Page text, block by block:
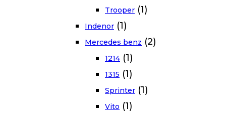
Trooper (1)
Indenor (1)
Mercedes benz (2)
1214 (1)
1315 (1)
Sprinter (1)
Vito (1)